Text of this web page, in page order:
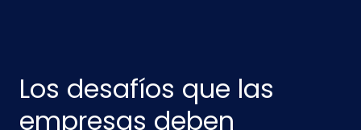
Los desafíos que las
empresas deben